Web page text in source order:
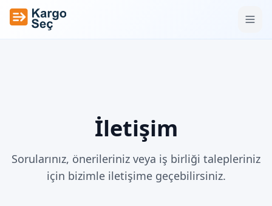
İçeriğe geç
İletişim
Sorularınız, önerileriniz veya iş birliği talepleriniz
için bizimle iletişime geçebilirsiniz.